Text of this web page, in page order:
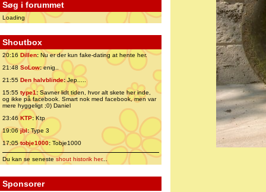
Søg i forummet
Loading
Shoutbox
20:16 Dillen: Nu er der kun fake-dating at hente her.
21:48 SoLow:enig..
21:55 Den halvblinde:Jep.....
15:55 type1:Savner lidt tiden, hvor alt skete her inde,
og ikke på facebook. Smart nok med facebook, men var
mere hyggeligt ;0) Daniel
23:46 KTP:Ktp
19:06jbl:Type 3
17:05tobje1000: Tobje1000
Du kan se senesteshout historik her...
Sponsorer